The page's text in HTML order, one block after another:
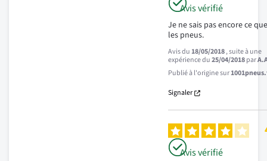
Avis vérifié
Je ne sais pas encore ce
les pneus.
Avis du18/05/2018, suite à une
expérience du25/04/2018par
Publié à l'origine sur
Signaler
Avis vérifié